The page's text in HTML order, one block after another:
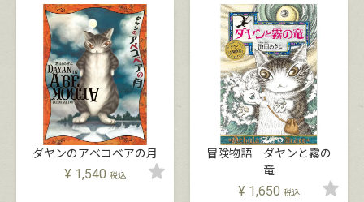
ダヤンのアベコベアの月
¥ 1,540 税込
冒険物語 ダヤンと霧の
竜
¥ 1,650 税込